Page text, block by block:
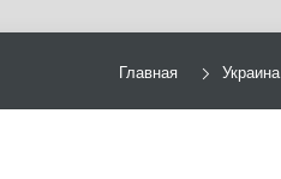
Главная Украина